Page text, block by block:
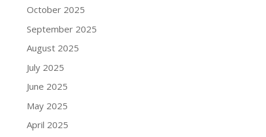
October 2025
September 2025
August 2025
July 2025
June 2025
May 2025
April 2025